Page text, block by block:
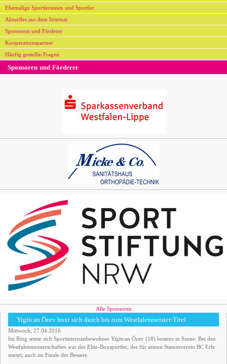
Ehemalige Sportlerinnen und Sportler
Aktuelles aus dem Internat
Sponsoren und Förderer
Kooperationspartner
Häufig gestellte Fragen
Sponsoren und Förderer
Alle Sponsoren
Yigitcan Özev boxt sich durch bis zum Westfalenmeister-Titel
Mittwoch, 27.04.2016
Im Ring setzte sich Sportinternatsbewohner Yigitcan Özev (18) bestens in Szene: Bei den
Westfalenmeisterschaften war der Elite-Boxsportler, der für seinen Stammverein BC Erle
startet, auch im Finale der Bessere.